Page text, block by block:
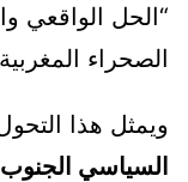
“الحل الواقعي
الصحراء
ويمثل هذا
السياسي